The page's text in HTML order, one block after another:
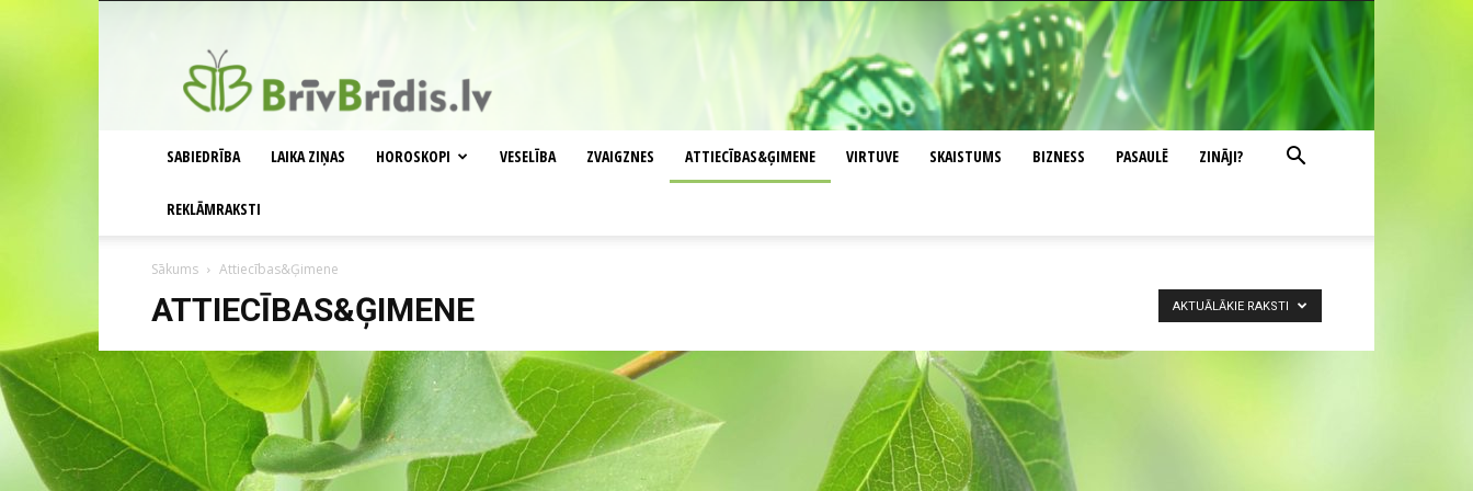
SABIEDRĪBA LAIKA ZIŅAS HOROSKOPI VESELĪBA ZVAIGZNES ATTIECĪBAS&ĢIMENE VIRTUVE SKAISTUMS BIZNESS PASAULĒ ZINĀJI?
REKLĀMRAKSTI
Sākums Attiecības&Ģimene
ATTIECĪBAS&ĢIMENE AKTUĀLĀKIE RAKSTI